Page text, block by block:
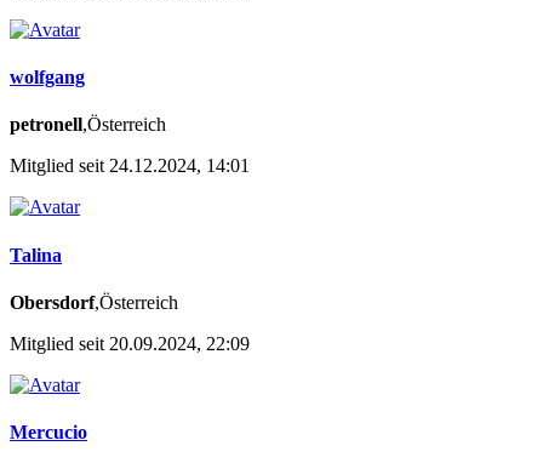
wolfgang
petronell,Österreich
Mitglied seit 24.12.2024, 14:01
Talina
Obersdorf,Österreich
Mitglied seit 20.09.2024, 22:09
Mercucio